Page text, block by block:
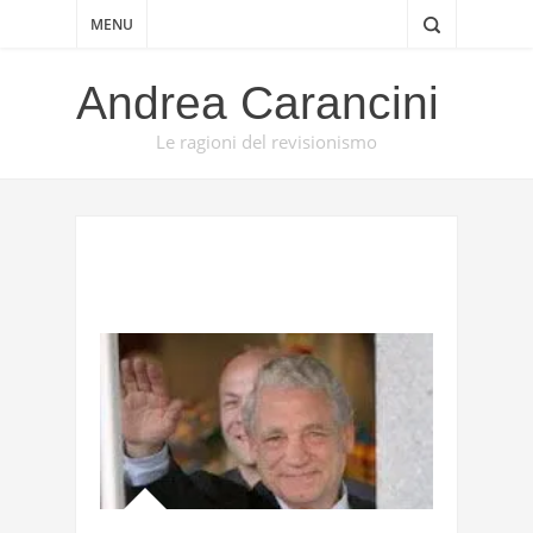
MENU
Andrea Carancini
Le ragioni del revisionismo